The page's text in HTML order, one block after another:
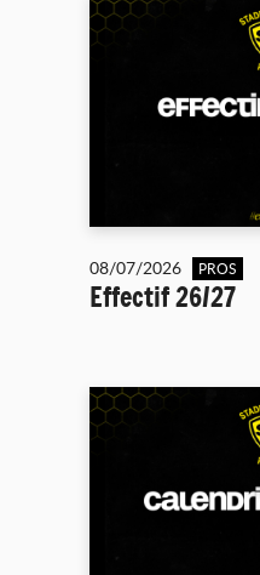
08/07/2026 PROS
Effectif 26/27